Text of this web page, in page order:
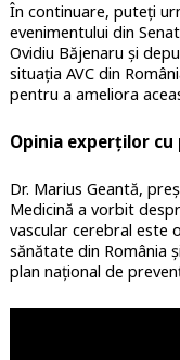
În continuare, puteți
evenimentului din
Ovidiu Băjenaru și
situația AVC din
pentru a ameliora
Opinia experților cu
Dr. Marius Geantă,
Medicină a vorbit
vascular cerebral este
sănătate din România
plan național de